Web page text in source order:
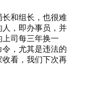
和组长，也很难
，即办事员，并
司每三年换一
，尤其是违法的
看，我们下次再